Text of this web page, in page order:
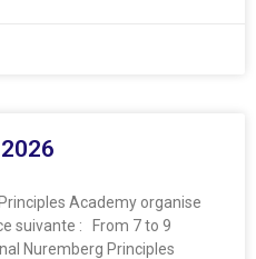
Academy organise
suivante : From 7 to 9
Nuremberg Principles